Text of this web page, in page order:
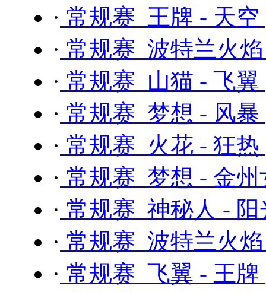
· 常规赛 王牌 - 天空
· 常规赛 波特兰火
· 常规赛 山猫 - 飞翼
· 常规赛 梦想 - 风暴
· 常规赛 火花 - 狂热
· 常规赛 梦想 - 金
· 常规赛 神秘人 -
· 常规赛 波特兰火
· 常规赛 飞翼 - 王牌